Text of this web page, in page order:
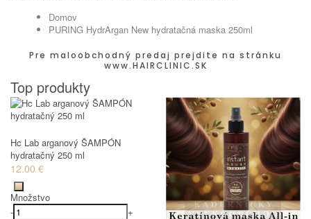
Domov
PURING HydrArgan New hydratačná maska 250ml
Pre maloobchodný predaj prejdite na stránku
www.HAIRCLINIC.SK
Top produkty
Hc Lab arganový ŠAMPÓN
hydratačný 250 ml
12.00 €
Množstvo
-
+